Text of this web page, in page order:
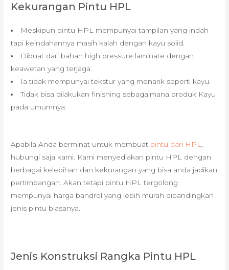
Kekurangan Pintu HPL
Meskipun pintu HPL mempunyai tampilan yang indah
tapi keindahannya masih kalah dengan kayu solid.
Dibuat dari bahan high pressure laminate dengan
keawetan yang terjaga.
Ia tidak mempunyai tekstur yang menarik seperti kayu.
Tidak bisa dilakukan finishing sebagaimana produk Kayu
pada umumnya.
Apabila Anda berminat untuk membuat pintu dari HPL,
hubungi saja kami. Kami menyediakan pintu HPL dengan
berbagai kelebihan dan kekurangan yang bisa anda jadikan
pertimbangan. Akan tetapi pintu HPL tergolong
mempunyai harga bandrol yang lebih murah dibandingkan
jenis pintu biasanya.
Jenis Konstruksi Rangka Pintu HPL